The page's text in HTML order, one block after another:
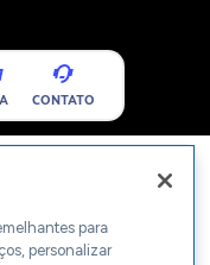
CONTATO
para
personalizar